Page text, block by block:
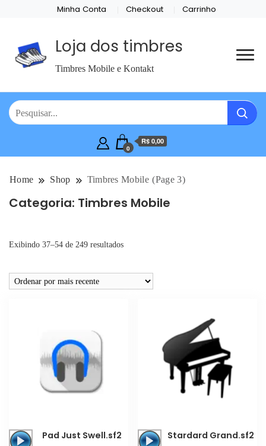
Minha Conta Checkout Carrinho
Loja dos timbres
Timbres Mobile e Kontakt
0
R$ 0,00
Home Shop Timbres Mobile (Page 3)
Categoria: Timbres Mobile
Exibindo 37–54 de 249 resultados
Tocador
Pad Just Swell.sf2
Tocador
Stardard Grand.sf2